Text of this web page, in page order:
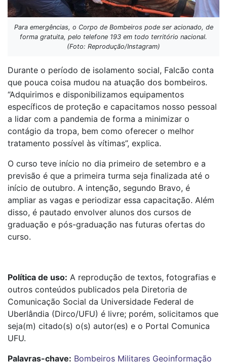
Para emergências, o Corpo de Bombeiros pode ser acionado, de
forma gratuita, pelo telefone 193 em todo território nacional.
(Foto: Reprodução/Instagram)
Durante o período de isolamento social, Falcão conta
que pouca coisa mudou na atuação dos bombeiros.
“Adquirimos e disponibilizamos equipamentos
específicos de proteção e capacitamos nosso pessoal
a lidar com a pandemia de forma a minimizar o
contágio da tropa, bem como oferecer o melhor
tratamento possível às vítimas”, explica.
O curso teve início no dia primeiro de setembro e a
previsão é que a primeira turma seja finalizada até o
início de outubro. A intenção, segundo Bravo, é
ampliar as vagas e periodizar essa capacitação. Além
disso, é pautado envolver alunos dos cursos de
graduação e pós-graduação nas futuras ofertas do
curso.
Política de uso: A reprodução de textos, fotografias e
outros conteúdos publicados pela Diretoria de
Comunicação Social da Universidade Federal de
Uberlândia (Dirco/UFU) é livre; porém, solicitamos que
seja(m) citado(s) o(s) autor(es) e o Portal Comunica
UFU.
Palavras-chave: Bombeiros Militares Geoinformação